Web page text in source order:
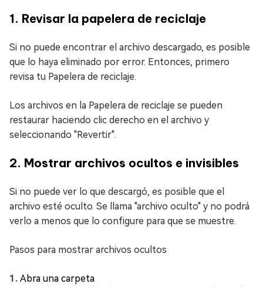
1. Revisar la papelera de reciclaje
Si no puede encontrar el archivo descargado, es posible
que lo haya eliminado por error. Entonces, primero
revisa tu Papelera de reciclaje.
Los archivos en la Papelera de reciclaje se pueden
restaurar haciendo clic derecho en el archivo y
seleccionando "Revertir".
2. Mostrar archivos ocultos e invisibles
Si no puede ver lo que descargó, es posible que el
archivo esté oculto. Se llama "archivo oculto" y no podrá
verlo a menos que lo configure para que se muestre.
Pasos para mostrar archivos ocultos
Abra una carpeta